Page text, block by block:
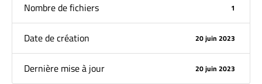
Nombre de fichiers 1
Date de création 20 juin 2023
Dernière mise à jour 20 juin 2023